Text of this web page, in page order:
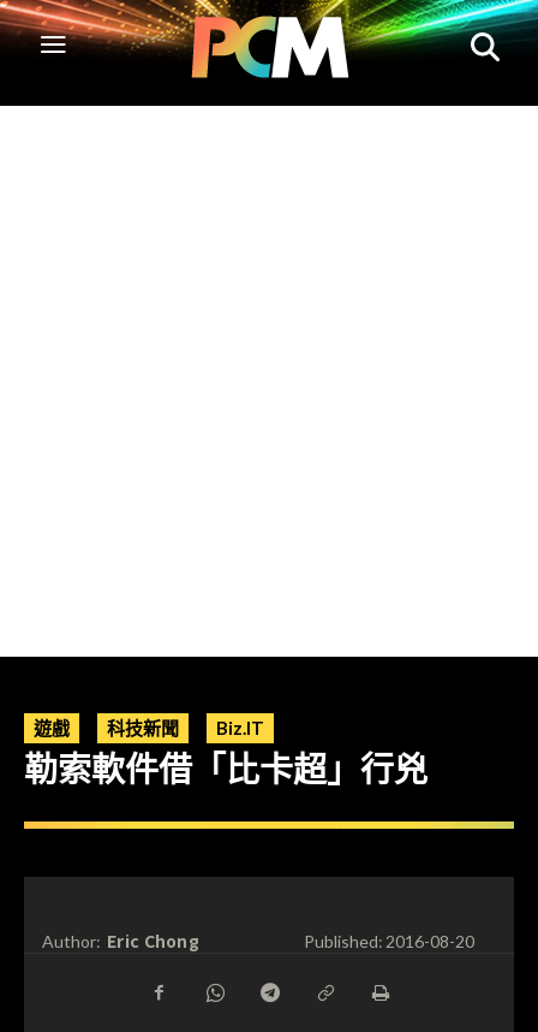
遊戲 科技新聞 Biz.IT
勒索軟件借「比卡超」行兇
Author: Eric Chong Published:2016-08-20